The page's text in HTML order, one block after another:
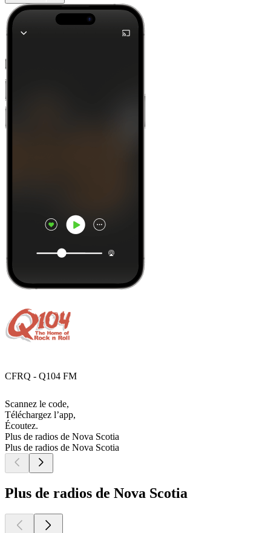
CFRQ - Q104 FM
Scannez le code,
Téléchargez l’app,
Écoutez.
Plus de radios de Nova Scotia
Plus de radios de Nova Scotia
Plus de radios de Nova Scotia